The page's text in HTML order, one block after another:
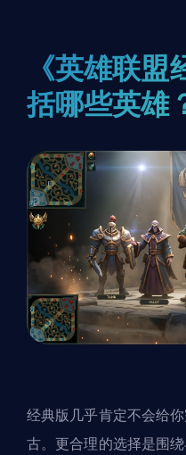
《英雄联
括哪些英雄
经典版几乎肯定不会给
古。更合理的选择是围